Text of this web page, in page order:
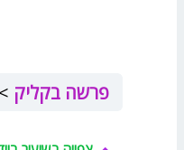
פרשה בקליק